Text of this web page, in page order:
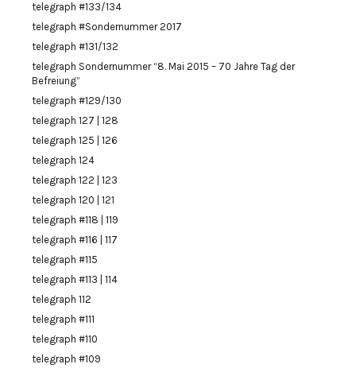
telegraph #133/134
telegraph #Sondernummer 2017
telegraph #131/132
telegraph Sondernummer “8. Mai 2015 – 70 Jahre Tag der
Befreiung”
telegraph #129/130
telegraph 127 | 128
telegraph 125 | 126
telegraph 124
telegraph 122 | 123
telegraph 120 | 121
telegraph #118 | 119
telegraph #116 | 117
telegraph #115
telegraph #113 | 114
telegraph 112
telegraph #111
telegraph #110
telegraph #109